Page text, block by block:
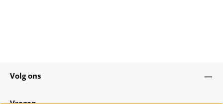
Volg ons